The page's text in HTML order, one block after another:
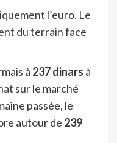
l’euro. Le
du terrain face
à 237 dinars à
sur le marché
passée, le
autour de 239